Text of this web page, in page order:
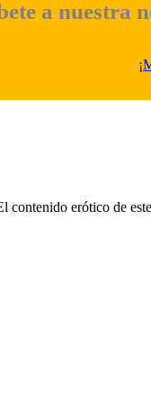
a nuestra
contenido erótico de